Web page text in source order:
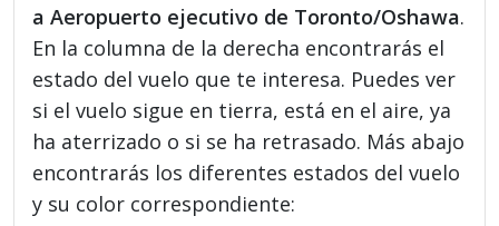
a Aeropuerto ejecutivo de Toronto/Oshawa.
En la columna de la derecha encontrarás el
estado del vuelo que te interesa. Puedes ver
si el vuelo sigue en tierra, está en el aire, ya
ha aterrizado o si se ha retrasado. Más abajo
encontrarás los diferentes estados del vuelo
y su color correspondiente: